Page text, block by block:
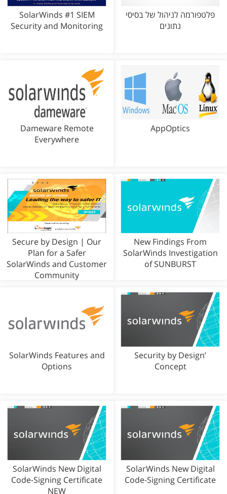
פלטפורמה לניהול של בסיסי
נתונים
SolarWinds #1 SIEM
Security and Monitoring
AppOptics
Dameware Remote
Everywhere
New Findings From
SolarWinds Investigation
of SUNBURST
Secure by Design | Our
Plan for a Safer
SolarWinds and Customer
Community
Security by Design’
Concept
SolarWinds Features and
Options
SolarWinds New Digital
Code-Signing Certificate
SolarWinds New Digital
Code-Signing Certificate
NEW